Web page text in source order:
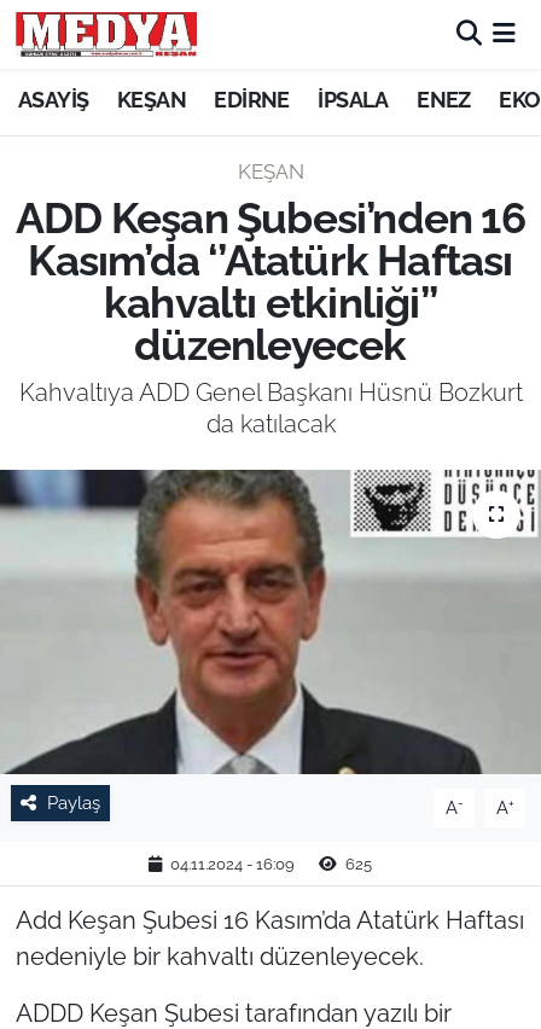
ASAYİŞ KEŞAN EDİRNE İPSALA ENEZ
KEŞAN
ADD Keşan Şubesi’nden 16
Kasım’da ‘’Atatürk Haftası
kahvaltı etkinliği’’
düzenleyecek
Kahvaltıya ADD Genel Başkanı Hüsnü Bozkurt
da katılacak
Paylaş A- A+
04.11.2024 - 16:09 625
Add Keşan Şubesi 16 Kasım’da Atatürk Haftası
nedeniyle bir kahvaltı düzenleyecek.
ADDD Keşan Şubesi tarafından yazılı bir
KEŞAN
ASAYİŞ
SİYASET
GÜNDEM
EKONOMİ
EĞİTİM
TARIM VE HAYVANCILIK
KÜLTÜR SANAT
RESMİ İLAN
SPOR
EDİRNE
TEKİRDAĞ
KIRKLARELİ